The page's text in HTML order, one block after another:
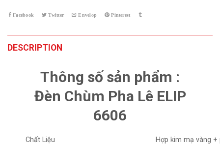
DESCRIPTION
Thông số sản phẩm :
Đèn Chùm Pha Lê ELIP
6606
Chất Liệu
Hợp kim mạ vàng +